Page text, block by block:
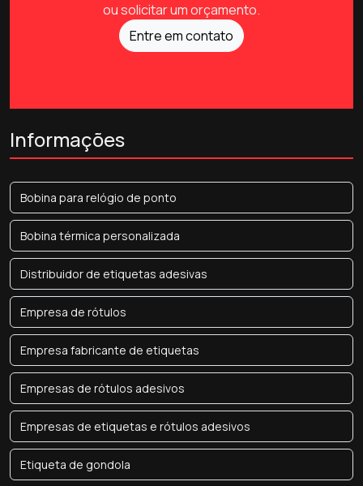
ou solicitar um orçamento.
Entre em contato
Informações
Bobina para relógio de ponto
Bobina térmica personalizada
Distribuidor de etiquetas adesivas
Empresa de rótulos
Empresa fabricante de etiquetas
Empresas de rótulos adesivos
Empresas de etiquetas e rótulos adesivos
Etiqueta de gondola